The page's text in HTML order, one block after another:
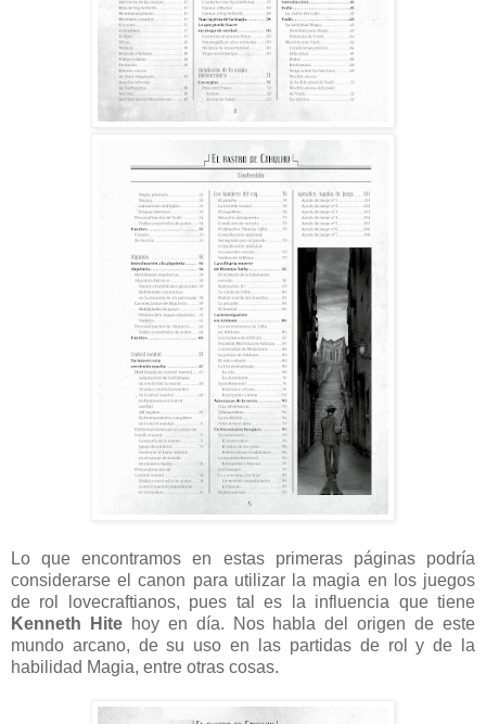
Lo que encontramos en estas primeras páginas podría
considerarse el canon para utilizar la magia en los juegos
de rol lovecraftianos, pues tal es la influencia que tiene
Kenneth Hitehoy en día. Nos habla del origen de este
mundo arcano, de su uso en las partidas de rol y de la
habilidad Magia, entre otras cosas.